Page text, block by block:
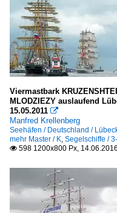
Viermastbark
MLODZIEZY auslaufend
15.05.2011 
Manfred Krellenberg
Seehäfen / Deutschland /
mehr Master / K Segelschiffe /
 598 1200x800 Px, 14.06.2016